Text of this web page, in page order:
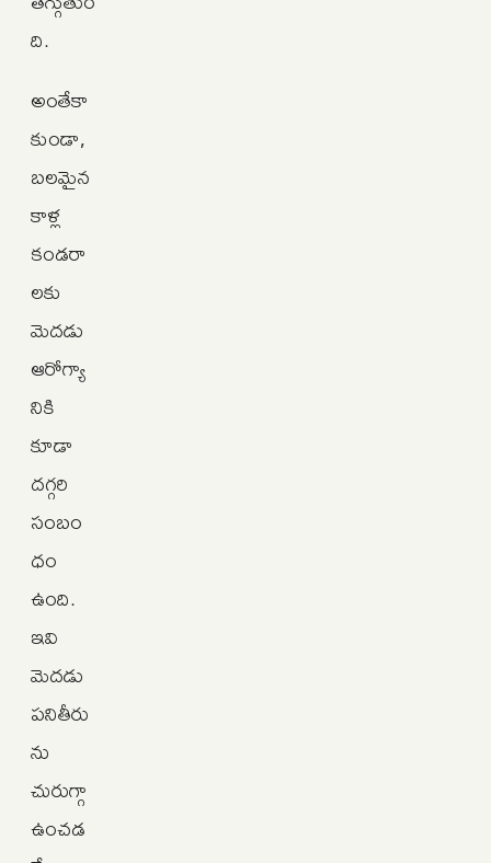
ది.
అంతేకా
కుండా,
బలమైన
కాళ్ల
కండరా
లకు
మెదడు
ఆరోగ్యా
నికి
కూడా
దగ్గరి
సంబం
ధం
ఉంది.
ఇవి
మెదడు
పనితీరు
ను
చురుగ్గా
ఉంచడ